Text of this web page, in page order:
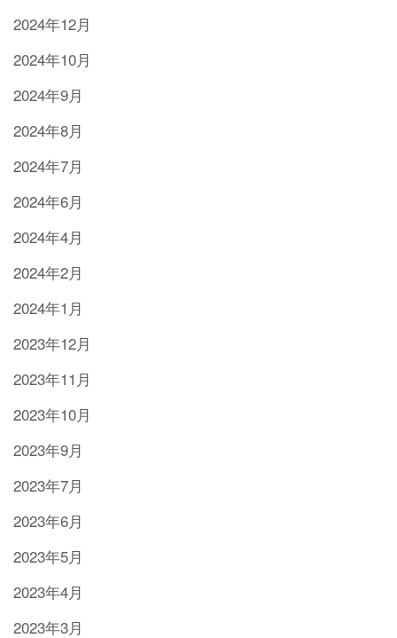
2024年12月
2024年10月
2024年9月
2024年8月
2024年7月
2024年6月
2024年4月
2024年2月
2024年1月
2023年12月
2023年11月
2023年10月
2023年9月
2023年7月
2023年6月
2023年5月
2023年4月
2023年3月